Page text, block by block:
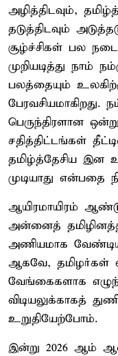
அழித்திடவும்,
தடுத்திடவும்
சூழ்ச்சிகள் பல
முறியடித்து நாம்
பலத்தையும்
பேரவசியமாகிறது.
பெருந்திரளான
சதித்திட்டங்கள்
தமிழ்த்தேசிய இன
முடியாது என்பதை
ஆயிரமாயிரம்
அன்னைத்
அணியமாக வேண்டிய
ஆகவே, தமிழர்கள்
வேங்கைகளாக
விடியலுக்காகத்
உறுதியேற்போம்.
இன்று 2026 ஆம்